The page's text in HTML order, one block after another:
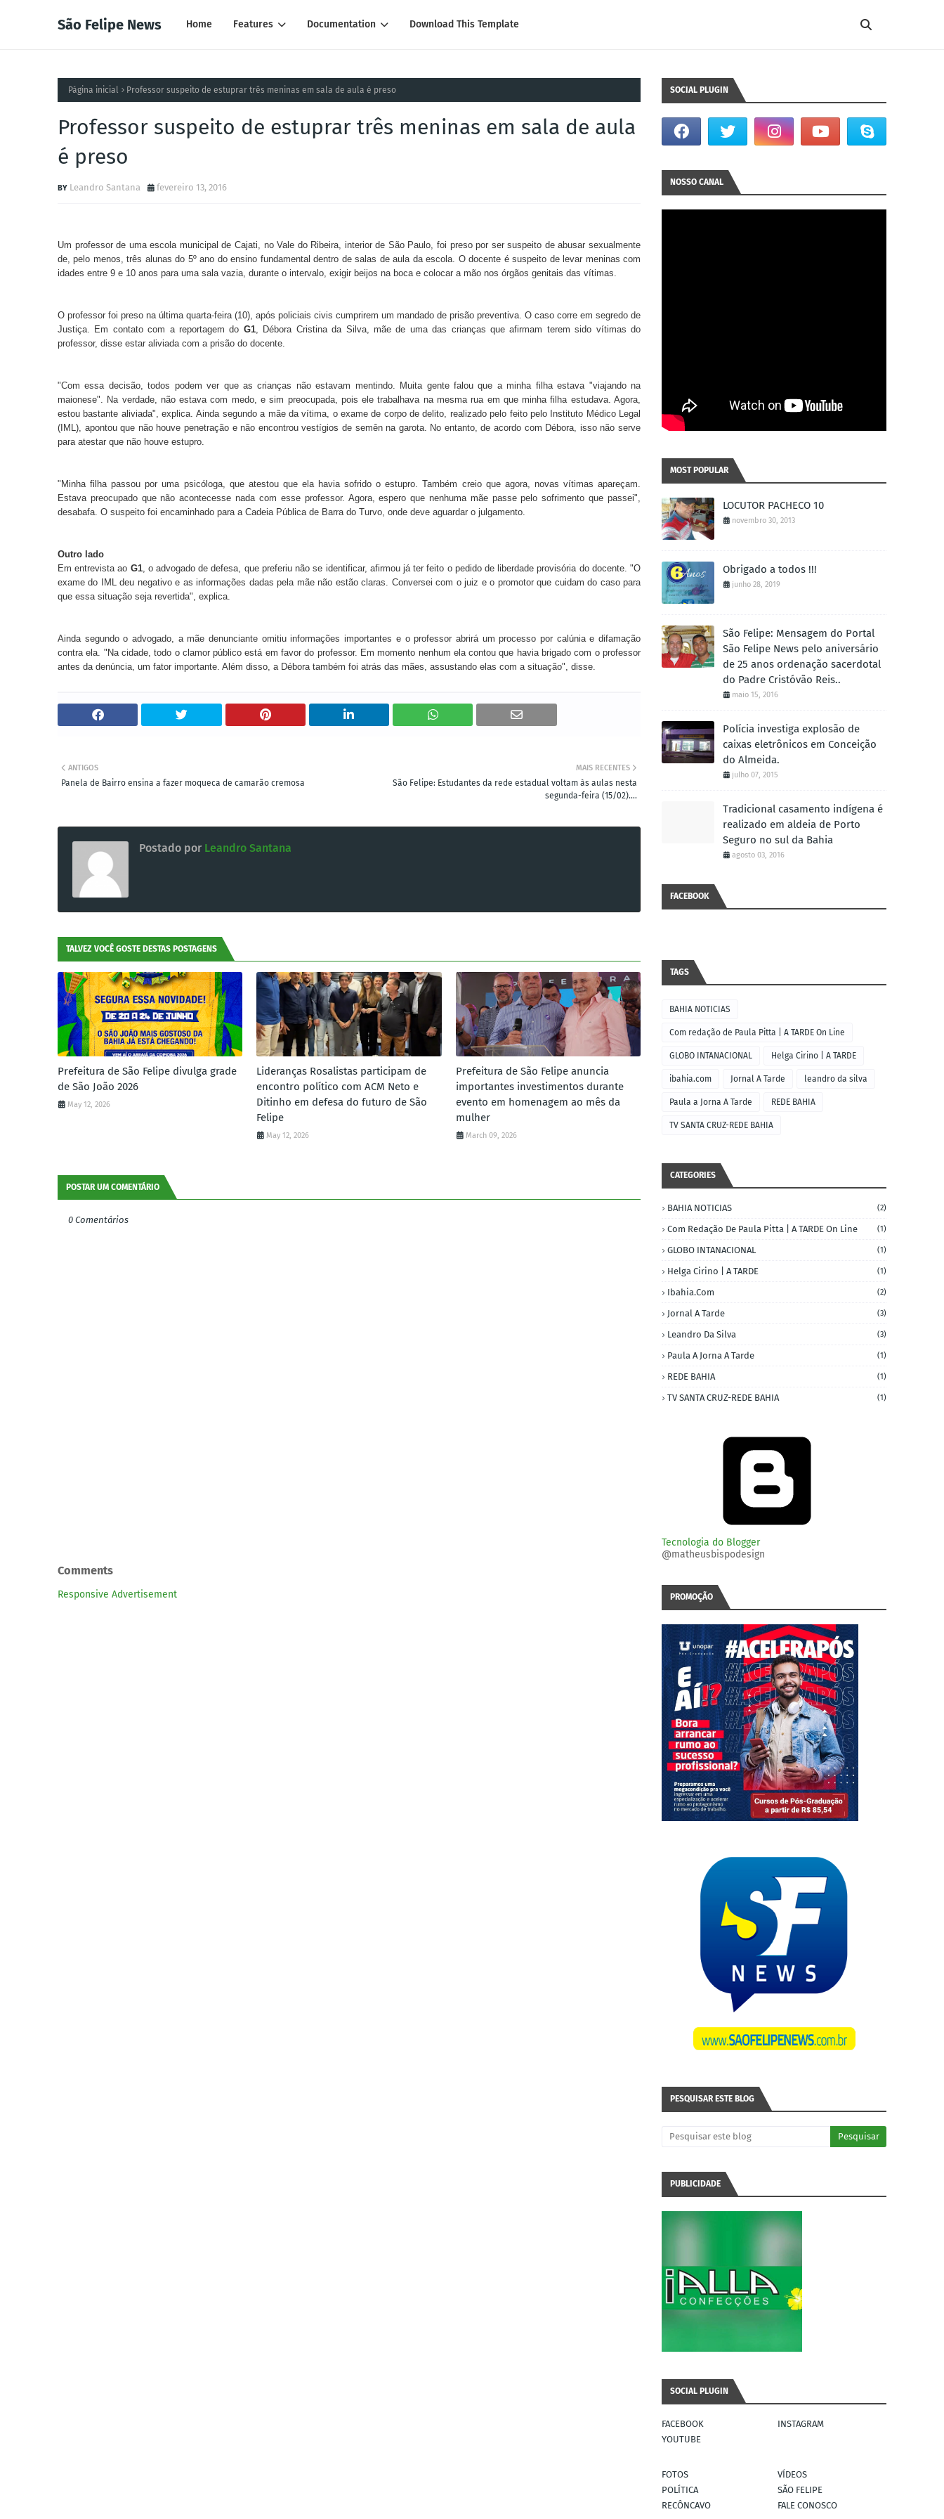
São Felipe News Home Features Documentation Download This Template
Página inicial Professor suspeito de estuprar três meninas em sala de aula é preso
Professor suspeito de estuprar três meninas em sala de aula
é preso
Leandro Santana fevereiro 13, 2016
Um professor de uma escola municipal de Cajati, no Vale do Ribeira, interior de São Paulo, foi preso por ser suspeito de abusar sexualmente
de, pelo menos, três alunas do 5º ano do ensino fundamental dentro de salas de aula da escola. O docente é suspeito de levar meninas com
idades entre 9 e 10 anos para uma sala vazia, durante o intervalo, exigir beijos na boca e colocar a mão nos órgãos genitais das vítimas.
O professor foi preso na última quarta-feira (10), após policiais civis cumprirem um mandado de prisão preventiva. O caso corre em segredo de
Justiça. Em contato com a reportagem do G1, Débora Cristina da Silva, mãe de uma das crianças que afirmam terem sido vítimas do
professor, disse estar aliviada com a prisão do docente.
"Com essa decisão, todos podem ver que as crianças não estavam mentindo. Muita gente falou que a minha filha estava "viajando na
maionese". Na verdade, não estava com medo, e sim preocupada, pois ele trabalhava na mesma rua em que minha filha estudava. Agora,
estou bastante aliviada", explica.Ainda segundo a mãe da vítima, o exame de corpo de delito, realizado pelo feito pelo Instituto Médico Legal
(IML), apontou que não houve penetração e não encontrou vestígios de semên na garota. No entanto, de acordo com Débora, isso não serve
para atestar que não houve estupro.
"Minha filha passou por uma psicóloga, que atestou que ela havia sofrido o estupro. Também creio que agora, novas vítimas apareçam.
Estava preocupado que não acontecesse nada com esse professor. Agora, espero que nenhuma mãe passe pelo sofrimento que passei",
desabafa. O suspeito foi encaminhado para a Cadeia Pública de Barra do Turvo, onde deve aguardar o julgamento.
Outro lado
Em entrevista ao G1, o advogado de defesa, que preferiu não se identificar, afirmou já ter feito o pedido de liberdade provisória do docente. "O
exame do IML deu negativo e as informações dadas pela mãe não estão claras. Conversei com o juiz e o promotor que cuidam do caso para
que essa situação seja revertida", explica.
Ainda segundo o advogado, a mãe denunciante omitiu informações importantes e o professor abrirá um processo por calúnia e difamação
contra ela. "Na cidade, todo o clamor público está em favor do professor. Em momento nenhum ela contou que havia brigado com o professor
antes da denúncia, um fator importante. Além disso, a Débora também foi atrás das mães, assustando elas com a situação", disse.
MAIS RECENTES
São Felipe: Estudantes da rede estadual voltam às aulas nesta
segunda-feira (15/02)....
ANTIGOS
Panela de Bairro ensina a fazer moqueca de camarão cremosa
Postado por Leandro Santana
TALVEZ VOCÊ GOSTE DESTAS POSTAGENS
Prefeitura de São Felipe divulga grade
de São João 2026
May 12, 2026
Lideranças Rosalistas participam de
encontro político com ACM Neto e
Ditinho em defesa do futuro de São
Felipe
May 12, 2026
Prefeitura de São Felipe anuncia
importantes investimentos durante
evento em homenagem ao mês da
mulher
March 09, 2026
POSTAR UM COMENTÁRIO
0 Comentários
Comments
Responsive Advertisement
SOCIAL PLUGIN
NOSSO CANAL
MOST POPULAR
LOCUTOR PACHECO 10
novembro 30, 2013
Obrigado a todos !!!
junho 28, 2019
São Felipe: Mensagem do Portal
São Felipe News pelo aniversário
de 25 anos ordenação sacerdotal
do Padre Cristóvão Reis..
maio 15, 2016
Polícia investiga explosão de
caixas eletrônicos em Conceição
do Almeida.
julho 07, 2015
Tradicional casamento indígena é
realizado em aldeia de Porto
Seguro no sul da Bahia
agosto 03, 2016
FACEBOOK
TAGS
BAHIA NOTICIAS
Com redação de Paula Pitta | A TARDE On Line
GLOBO INTANACIONAL Helga Cirino | A TARDE
ibahia.com Jornal A Tarde leandro da silva
Paula a Jorna A Tarde REDE BAHIA
TV SANTA CRUZ-REDE BAHIA
CATEGORIES
BAHIA NOTICIAS (2)
Com Redação De Paula Pitta | A TARDE On Line (1)
GLOBO INTANACIONAL (1)
Helga Cirino | A TARDE (1)
Ibahia.com (2)
Jornal A Tarde (3)
Leandro Da Silva (3)
Paula A Jorna A Tarde (1)
REDE BAHIA (1)
TV SANTA CRUZ-REDE BAHIA (1)
Tecnologia do Blogger
@matheusbispodesign
PROMOÇÃO
PESQUISAR ESTE BLOG
PUBLICIDADE
SOCIAL PLUGIN
FACEBOOK
INSTAGRAM
YOUTUBE
FOTOS
VÍDEOS
POLÍTICA
SÃO FELIPE
RECÔNCAVO
FALE CONOSCO